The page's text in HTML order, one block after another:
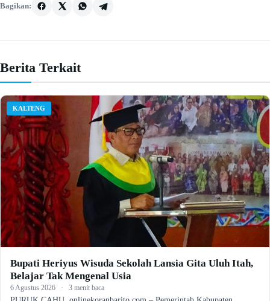
Bagikan:
Berita Terkait
KALTENG
Bupati Heriyus Wisuda Sekolah Lansia Gita Uluh Itah,
Belajar Tak Mengenal Usia
6 Agustus 2026 · 3 menit baca